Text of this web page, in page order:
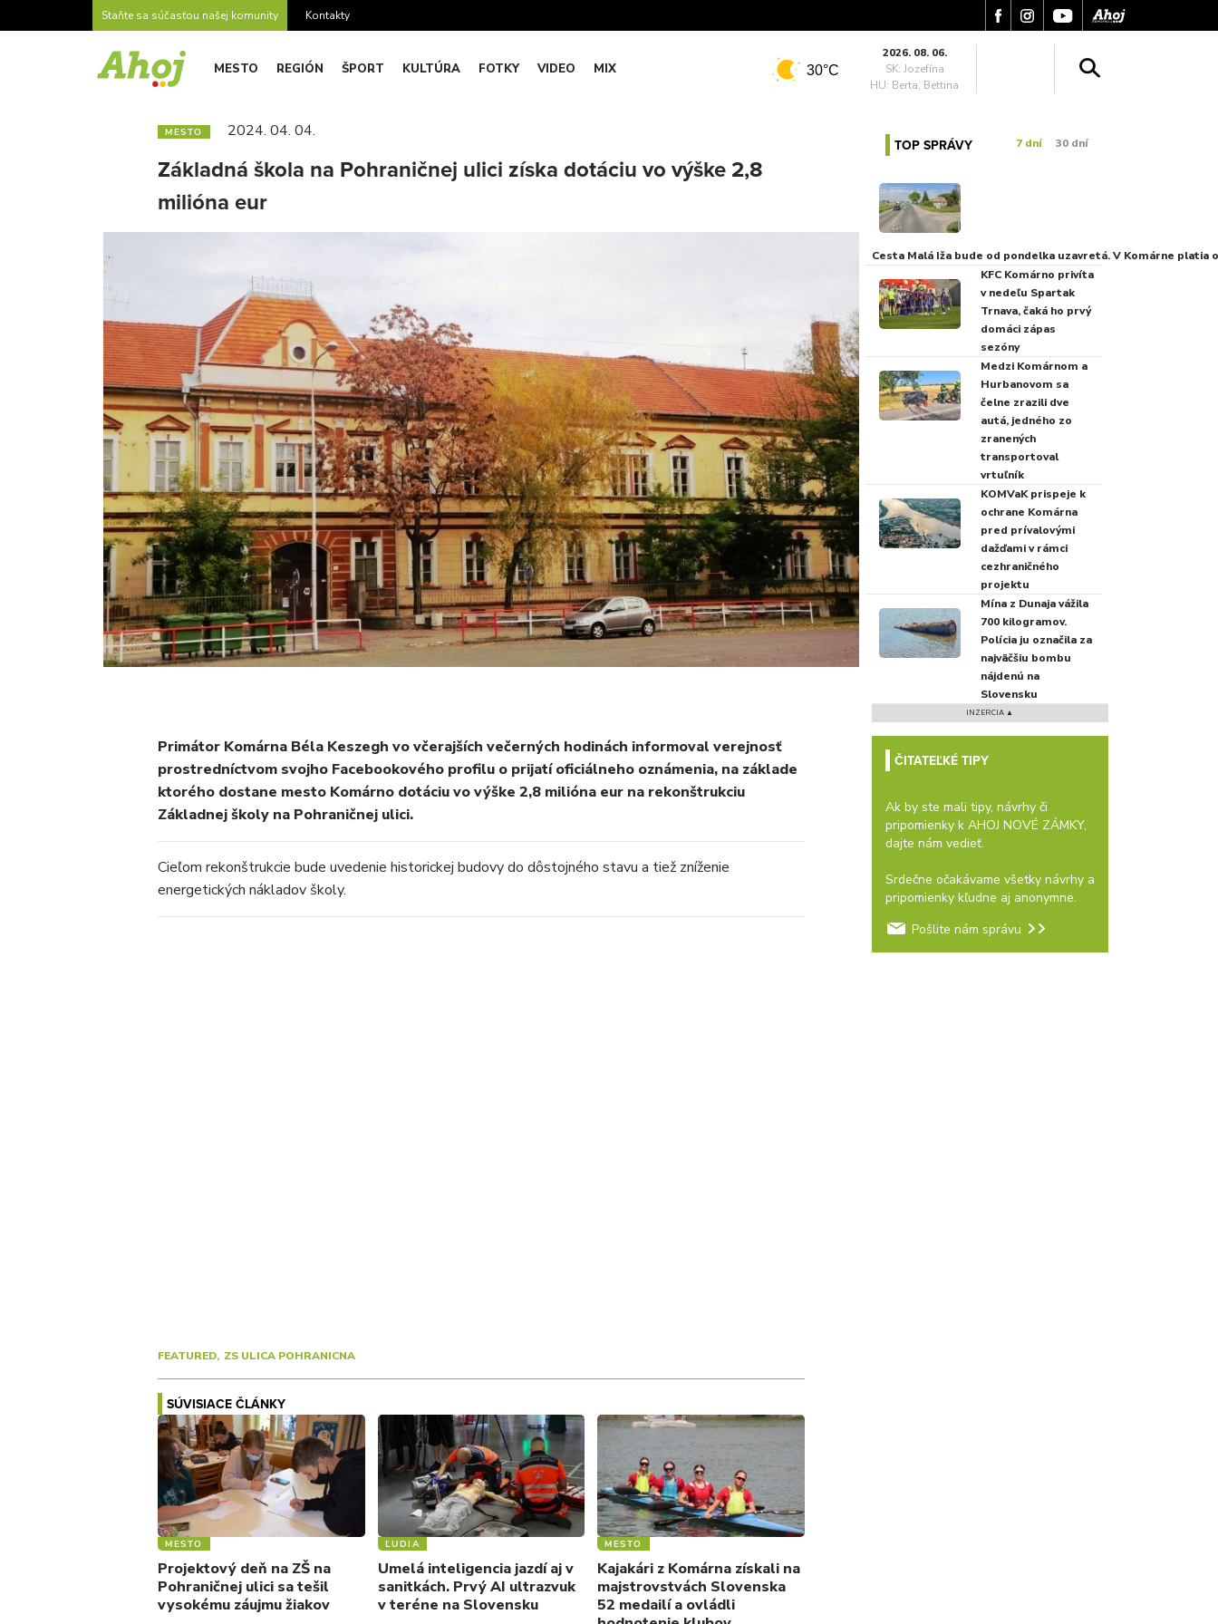
Staňte sa súčasťou našej komunity Kontakty
MESTO REGIÓN ŠPORT KULTÚRA FOTKY VIDEO MIX 30°C
2026. 08. 06.
SK: Jozefína
HU: Berta, Bettina
MESTO 2024. 04. 04.
Základná škola na Pohraničnej ulici získa dotáciu vo výške 2,8
milióna eur
Primátor Komárna Béla Keszegh vo včerajších večerných hodinách informoval verejnosť
prostredníctvom svojho Facebookového profilu o prijatí oficiálneho oznámenia, na základe
ktorého dostane mesto Komárno dotáciu vo výške 2,8 milióna eur na rekonštrukciu
Základnej školy na Pohraničnej ulici.
Cieľom rekonštrukcie bude uvedenie historickej budovy do dôstojného stavu a tiež zníženie
energetických nákladov školy.
FEATURED ZS ULICA POHRANICNA
SÚVISIACE ČLÁNKY
MESTO
Projektový deň na ZŠ na
Pohraničnej ulici sa tešil
vysokému záujmu žiakov
ĽUDIA
Umelá inteligencia jazdí aj v
sanitkách. Prvý AI ultrazvuk
v teréne na Slovensku
MESTO
Kajakári z Komárna získali na
majstrovstvách Slovenska
52 medailí a ovládli
TOP SPRÁVY 7 dní 30 dní
Cesta Malá Iža bude od pondelka uzavretá. V Komárne platia
KFC Komárno privíta
v nedeľu Spartak
Trnava, čaká ho prvý
domáci zápas
sezóny
Medzi Komárnom a
Hurbanovom sa
čelne zrazili dve
autá, jedného zo
zranených
transportoval
vrtuľník
KOMVaK prispeje k
ochrane Komárna
pred prívalovými
dažďami v rámci
cezhraničného
projektu
Mína z Dunaja vážila
700 kilogramov.
Polícia ju označila za
najväčšiu bombu
nájdenú na
Slovensku
INZERCIA ▲
ČITATEĽKÉ TIPY
Ak by ste mali tipy, návrhy či
pripomienky k AHOJ NOVÉ ZÁMKY,
dajte nám vedieť.
Srdečne očakávame všetky návrhy a
pripomienky kľudne aj anonymne.
Pošlite nám správu